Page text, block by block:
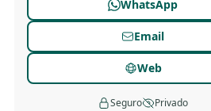
WhatsApp
Email
Web
Seguro Privado